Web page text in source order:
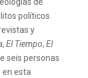
políticos.
y
, El Tiempo, El
seis personas
en esta